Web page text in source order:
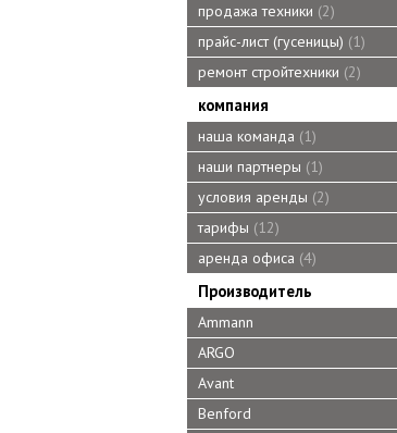
продажа техники 2
прайс-лист (гусеницы)
1
ремонт стройтехники 2
компания
наша команда
1
наши партнеры
1
условия аренды 2
тарифы
12
аренда офиса 4
Производитель
Ammann
ARGO
Avant
Benford